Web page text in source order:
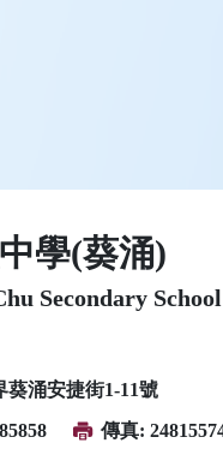
學(葵涌)
Secondary
葵涌安捷街1-11號
傳真: